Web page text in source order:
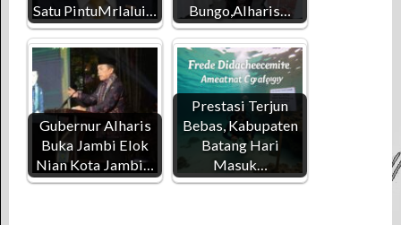
Satu PintuMrlalui…
Bungo,Alharis…
Gubernur Alharis
Buka Jambi Elok
Nian Kota Jambi…
Prestasi Terjun
Bebas, Kabupaten
Batang Hari
Masuk…